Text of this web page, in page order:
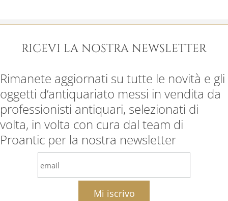
RICEVI LA NOSTRA NEWSLETTER
Rimanete aggiornati su tutte le novità e gli
oggetti d’antiquariato messi in vendita da
professionisti antiquari, selezionati di
volta, in volta con cura dal team di
Proantic per la nostra newsletter
email